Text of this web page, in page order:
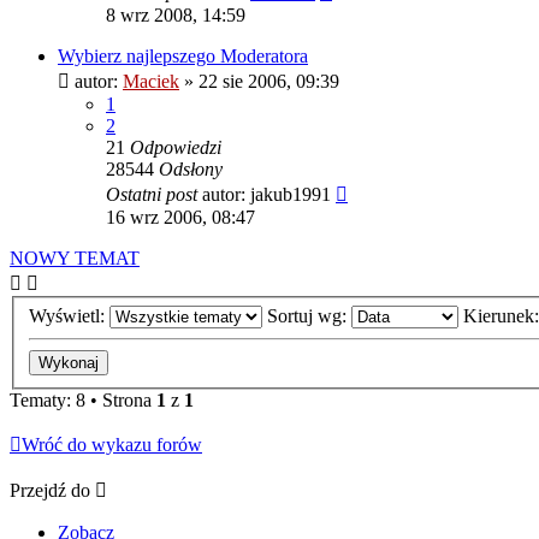
8 wrz 2008, 14:59
Wybierz najlepszego Moderatora
autor: Maciek » 22 sie 2006, 09:39
1
2
21 Odpowiedzi
28544 Odsłony
Ostatni postautor: jakub1991
16 wrz 2006, 08:47
NOWY TEMAT
Wyświetl: Sortuj wg:
Tematy: 8 • Strona 1 z 1
Wróć do wykazu forów
Przejdź do
Zobacz